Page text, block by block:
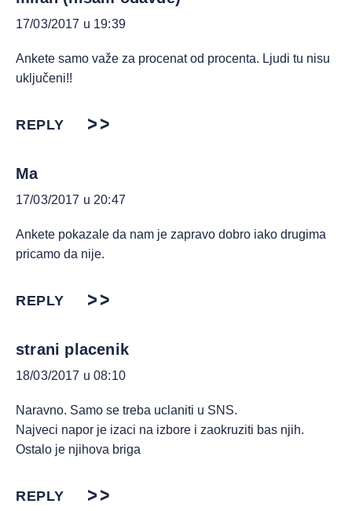
17/03/2017 u 19:39
Ankete samo važe za procenat od procenta. Ljudi tu nisu
uključeni!!
REPLY
Ma
17/03/2017 u 20:47
Ankete pokazale da nam je zapravo dobro iako drugima
pricamo da nije.
REPLY
strani placenik
18/03/2017 u 08:10
Naravno. Samo se treba uclaniti u SNS.
Najveci napor je izaci na izbore i zaokruziti bas njih.
Ostalo je njihova briga
REPLY